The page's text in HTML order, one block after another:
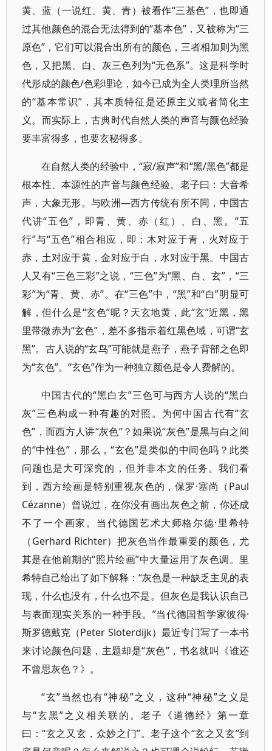
黄、蓝（一说红、黄、青）被看作“三基色”，也即通
过其他颜色的混合无法得到的“基本色”，又被称为“三
原色”，它们可以混合出所有的颜色，三者相加则为黑
色，又把黑、白、灰三色列为“无色系”。这是科学时
代形成的颜色/色彩理论，如今已成为全人类理所当然
的“基本常识”，其本质特征是还原主义或者简化主
义。而实际上，古典时代自然人类的声音与颜色经验
要丰富得多，也要玄秘得多。
在自然人类的经验中，“寂/寂声”和“黑/黑色”都是
根本性、本源性的声音与颜色经验。老子曰：大音希
声，大象无形。与欧洲—西方传统有所不同，中国古
代讲“五色”，即青、黄、赤（红）、白、黑。“五
行”与“五色”相合相应，即：木对应于青，火对应于
赤，土对应于黄，金对应于白，水对应于黑。中国古
人又有“三色三彩”之说，“三色”为“黑、白、玄”，“三
彩”为“青、黄、赤”。在“三色”中，“黑”和“白”明显可
解，但什么是“玄色”呢？天玄地黄，此“玄”近黑，黑
里带微赤为“玄色”，差不多指示着红黑色域，可谓“玄
黑”。古人说的“玄鸟”可能就是燕子，燕子背部之色即
为“玄色”。“玄色”作为一种独立颜色是令人费解的。
中国古代的“黑白玄”三色可与西方人说的“黑白
灰”三色构成一种有趣的对照。为何中国古代有“玄
色”，而西方人讲“灰色”？如果说“灰色”是黑与白之间
的“中性色”，那么，“玄色”是类似的中间色吗？此类
问题也是大可深究的，但并非本文的任务。我们看
到，西方绘画是特别重视灰色的，保罗·塞尚（Paul
Cézanne）曾说过，在你没有画出灰色之前，你还成
不了一个画家。当代德国艺术大师格尔德·里希特
（Gerhard Richter）把灰色当作最重要的颜色，尤
其是在他前期的“照片绘画”中大量运用了灰色调。里
希特自己给出了如下解释：“灰色是一种缺乏主见的表
现，什么也没有，什么也不是。但灰色是我认识自己
与表面现实关系的一种手段。”当代德国哲学家彼得·
斯罗德戴克（Peter Sloterdijk）最近专门写了一本书
来讨论颜色问题，主题却是“灰色”，书名就叫《谁还
不曾思灰色？》。
“玄”当然也有“神秘”之义，这种“神秘”之义是
与“玄黑”之义相关联的。老子《道德经》第一章
曰：“玄之又玄，众妙之门”。老子这个“玄之又玄”到